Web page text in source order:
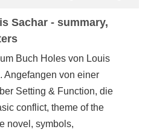
Sachar - summary,
Buch Holes von Louis
Angefangen von einer
Setting & Function, die
conflict, theme of the
novel, symbols,